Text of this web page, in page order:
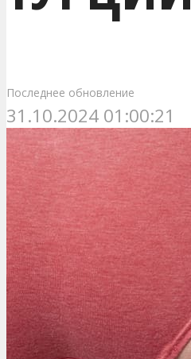
Последнее обновление
31.10.2024 01:00:21